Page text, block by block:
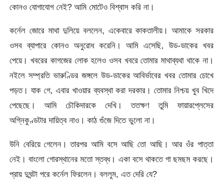
কোনও যোগাযোগ নেই? আমি মোটেও বিশ্বাস করি না।
কর্নেল জোরে মাথা দুলিয়ে বললেন, একেবারে কাকতালীয়। আমাকে সরকার
ওসব ব্যাপারে কোনও অনুরোধ করেনি। আমি এসেছি, উড-ডাকের খবর
পেয়ে। খবরের কাগজের লোক হলেও ওসব খবরে তোমার মাথাব্যথা থাকে না।
নইলে সম্প্রতি ভারুণ্ডির জঙ্গলে উড-ডাকের আবির্ভাবের খবর তোমার চোখে
পড়ত। যাক গে, এবার খাওয়ার ব্যবস্থা করা দরকার। তোমার নিশ্চয় খুব খিদে
পেছেছে। আমি চৌকিদারকে দেখি। ততক্ষণ তুমি ফায়ারপ্লেসের
অগ্নিকুণ্ডটার দায়িত্ব নাও। কাঠ গুঁজে দিতে ভুলো না।
উনি বেরিয়ে গেলেন। তারপর আমি বসে আছি তো আছি। আর ওঁর পাত্তা
নেই। বাংলো গোরস্থানের মতো স্তব্ধ। একা বসে থাকতে গা ছমছম করছে।
প্রায় দুঘন্টা পরে কর্নেল ফিরলেন। বললুম, এত দেরি যে?